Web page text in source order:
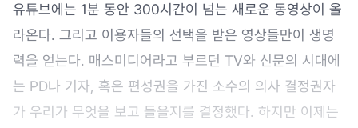
유튜브에는 1분 동안 300시간이 넘는 새로운 동영상이 올
라온다. 그리고 이용자들의 선택을 받은 영상들만이 생명
력을 얻는다. 매스미디어라고 부르던 TV와 신문의 시대에
는 PD나 기자, 혹은 편성권을 가진 소수의 의사 결정권자
가 우리가 무엇을 보고 들을지를 결정했다. 하지만 이제는